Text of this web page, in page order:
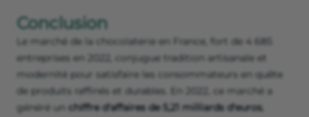
Conclusion
Le marché de la chocolaterie en France, fort de 4 685
entreprises en 2022, conjugue tradition artisanale et
modernité pour satisfaire les consommateurs en quête
de produits raffinés et durables. En 2022, ce marché a
généré un chiffre d'affaires de 5,21 milliards d'euros,